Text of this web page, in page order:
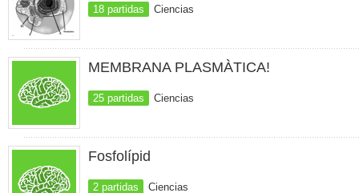
18 partidas Ciencias
MEMBRANA PLASMÀTICA!
25 partidas Ciencias
Fosfolípid
2 partidas Ciencias